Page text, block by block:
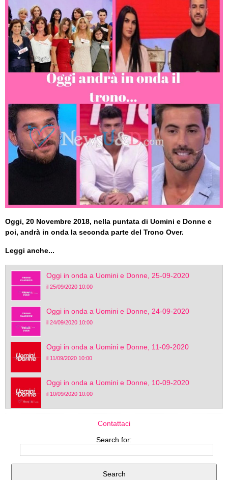
Oggi, 20 Novembre 2018, nella puntata di Uomini e Donne e
poi, andrà in onda la seconda parte del Trono Over.
Leggi anche...
Oggi in onda a Uomini e Donne, 25-09-2020
il 25/09/2020 10:00
Oggi in onda a Uomini e Donne, 24-09-2020
il 24/09/2020 10:00
Oggi in onda a Uomini e Donne, 11-09-2020
il 11/09/2020 10:00
Oggi in onda a Uomini e Donne, 10-09-2020
il 10/09/2020 10:00
Contattaci
Search for: